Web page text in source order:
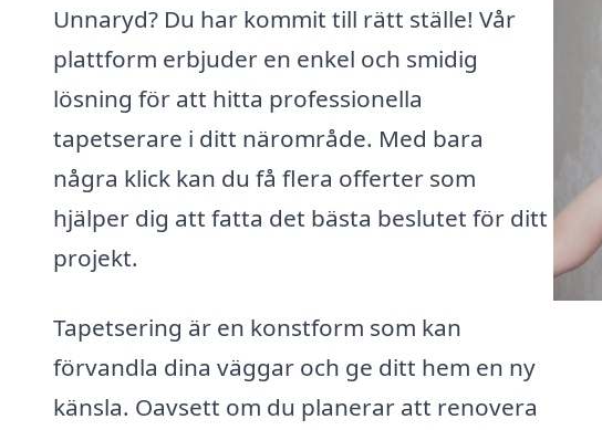
Unnaryd? Du har kommit till rätt ställe! Vår
plattform erbjuder en enkel och smidig
lösning för att hitta professionella
tapetserare i ditt närområde. Med bara
några klick kan du få flera offerter som
hjälper dig att fatta det bästa beslutet för ditt
projekt.
Tapetsering är en konstform som kan
förvandla dina väggar och ge ditt hem en ny
känsla. Oavsett om du planerar att renovera